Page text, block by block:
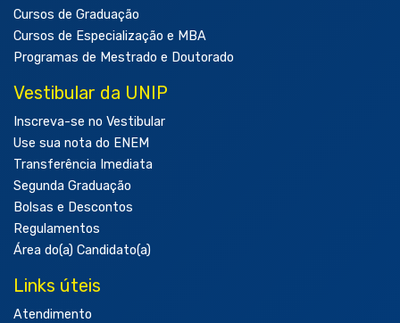
Cursos de Graduação
Cursos de Especialização e MBA
Programas de Mestrado e Doutorado
Vestibular da UNIP
Inscreva-se no Vestibular
Use sua nota do ENEM
Transferência Imediata
Segunda Graduação
Bolsas e Descontos
Regulamentos
Área do(a) Candidato(a)
Links úteis
Atendimento